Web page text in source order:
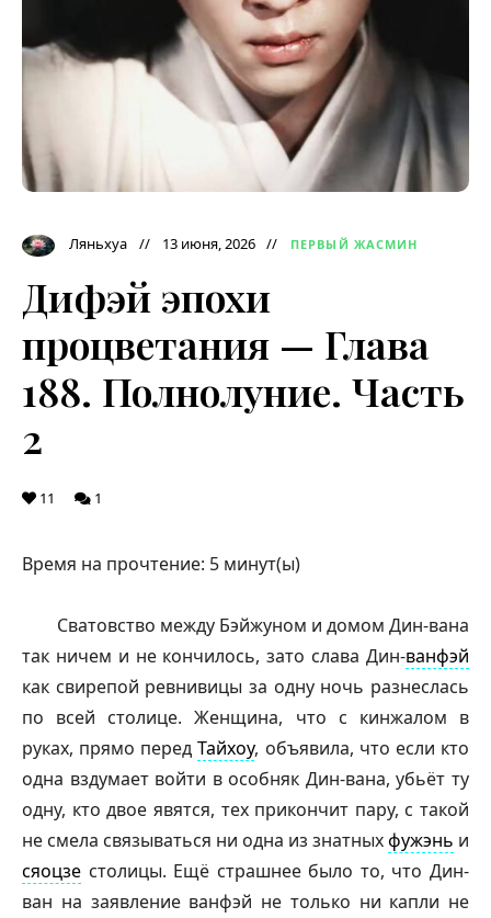
Ляньхуа 13 июня, 2026 ПЕРВЫЙ ЖАСМИН
Дифэй эпохи
процветания — Глава
188. Полнолуние. Часть
2
11 1
Время на прочтение: 5 минут(ы)
Сватовство между Бэйжуном и домом Дин-вана
так ничем и не кончилось, зато слава Дин-ванфэй
как свирепой ревнивицы за одну ночь разнеслась
по всей столице. Женщина, что с кинжалом в
руках, прямо передТайхоу, объявила, что если кто
одна вздумает войти в особняк Дин-вана, убьёт ту
одну, кто двое явятся, тех прикончит пару, с такой
не смела связываться ни одна из знатныхфужэнь и
сяоцзе столицы. Ещё страшнее было то, что Дин-
ван на заявление ванфэй не только ни капли не